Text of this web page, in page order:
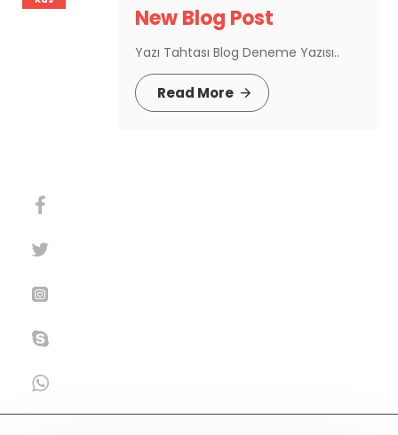
New Blog Post
Yazı Tahtası Blog Deneme Yazısı..
Read More